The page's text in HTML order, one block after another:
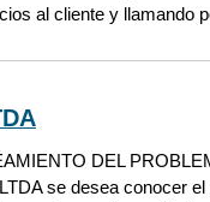
al cliente y llamando
DEL
se desea conocer el